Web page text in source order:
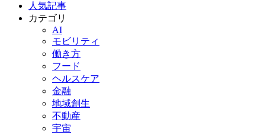
人気記事
カテゴリ
AI
モビリティ
働き方
フード
ヘルスケア
金融
地域創生
不動産
宇宙